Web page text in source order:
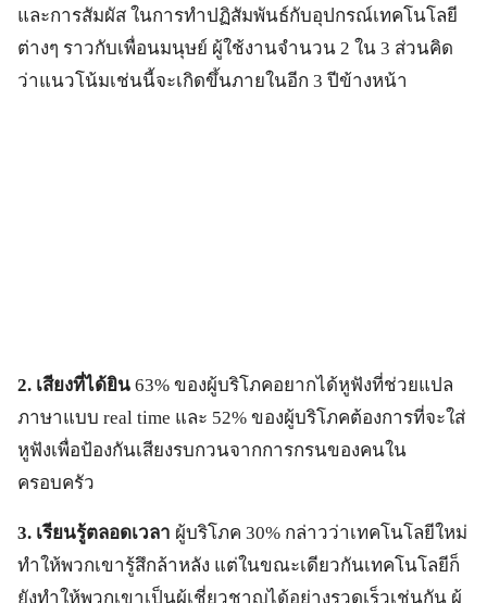
และการสัมผัส ในการทำปฏิสัมพันธ์กับอุปกรณ์เทคโนโลยี
ต่างๆ ราวกับเพื่อนมนุษย์ ผู้ใช้งานจำนวน 2 ใน 3 ส่วนคิด
ว่าแนวโน้มเช่นนี้จะเกิดขึ้นภายในอีก 3 ปีข้างหน้า
2. เสียงที่ได้ยิน 63% ของผู้บริโภคอยากได้หูฟังที่ช่วยแปล
ภาษาแบบ real time และ 52% ของผู้บริโภคต้องการที่จะใส่
หูฟังเพื่อป้องกันเสียงรบกวนจากการกรนของคนใน
ครอบครัว
3. เรียนรู้ตลอดเวลา ผู้บริโภค 30% กล่าวว่าเทคโนโลยีใหม่
ทำให้พวกเขารู้สึกล้าหลัง แต่ในขณะเดียวกันเทคโนโลยีก็
ยังทำให้พวกเขาเป็นผู้เชี่ยวชาญได้อย่างรวดเร็วเช่นกัน ผู้